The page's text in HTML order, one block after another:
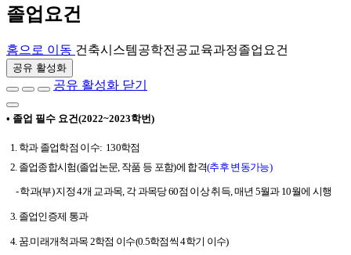
졸업요건
홈으로 이동 건축시스템공학전공교육과정졸업요건
공유 활성화
공유 활성화 닫기
• 졸업 필수 요건(2022~2023학번)
1. 학과 졸업학점 이수: 130학점
2. 졸업종합시험(졸업논문, 작품 등 포함)에 합격(추후 변동가능)
- 학과(부) 지정 4개 교과목, 각 과목당 60점 이상 취득, 매년 5월과 10월에 시행
3. 졸업인증제 통과
4. 꿈.미래개척과목 2학점 이수(0.5학점씩 4학기 이수)